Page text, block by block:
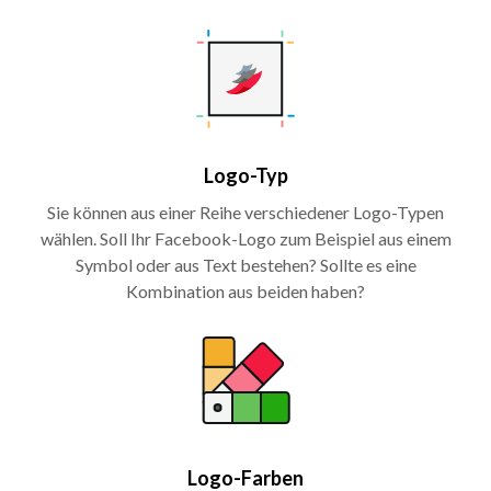
Logo-Typ
Sie können aus einer Reihe verschiedener Logo-Typen
wählen. Soll Ihr Facebook-Logo zum Beispiel aus einem
Symbol oder aus Text bestehen? Sollte es eine
Kombination aus beiden haben?
Logo-Farben